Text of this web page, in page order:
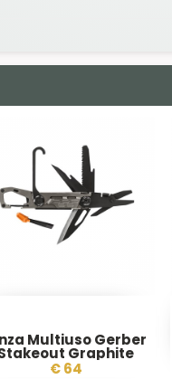
Multiuso Gerber
Graphite
€ 64